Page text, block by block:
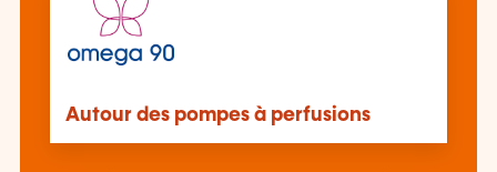
Autour des pompes à perfusions